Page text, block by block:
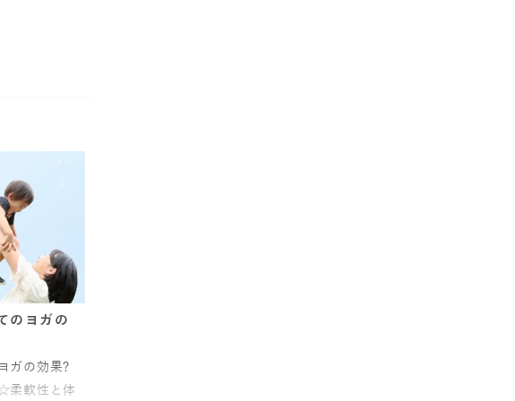
のヨガの
ガの効果?
柔軟性と体